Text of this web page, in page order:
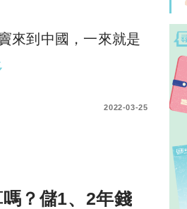
來到中國，一來就是
2022-03-25
？儲1、2年錢